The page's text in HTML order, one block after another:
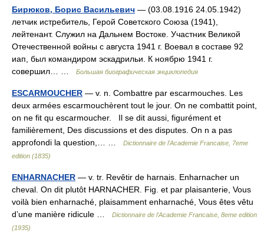
Бирюков, Борис Васильевич — (03.08.1916 24.05.1942)
летчик истребитель, Герой Советского Союза (1941),
лейтенант. Служил на Дальнем Востоке. Участник Великой
Отечественной войны с августа 1941 г. Воевал в составе 92
иап, был командиром эскадрильи. К ноябрю 1941 г.
совершил… …
Большая биографическая энциклопедия
ESCARMOUCHER — v. n. Combattre par escarmouches. Les
deux armées escarmouchèrent tout le jour. On ne combattit point,
on ne fit qu escarmoucher. Il se dit aussi, figurément et
familièrement, Des discussions et des disputes. On n a pas
approfondi la question,… …
Dictionnaire de l'Academie Francaise, 7eme
edition (1835)
ENHARNACHER — v. tr. Revêtir de harnais. Enharnacher un
cheval. On dit plutôt HARNACHER. Fig. et par plaisanterie, Vous
voilà bien enharnaché, plaisamment enharnaché, Vous êtes vêtu
d’une manière ridicule …
Dictionnaire de l'Academie Francaise, 8eme edition
(1935)